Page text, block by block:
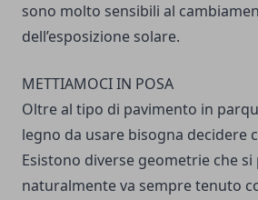
sono molto sensibili al
dell’esposizione solare.
METTIAMOCI IN POSA
Oltre al tipo di pavimento in
legno da usare bisogna decidere
Esistono diverse geometrie che
naturalmente va sempre tenuto